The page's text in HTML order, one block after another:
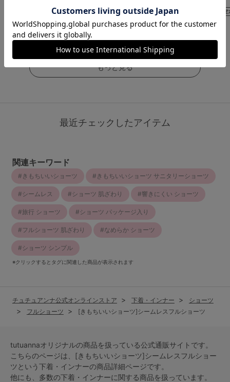
￥1,078 (税込) ￥1,298 (税込) ￥1,298 (税込)
もっと見る
最近チェックしたアイテム
関連キーワード
きもちいいショーツ きもちいいショーツ サニタリーショーツ
シームレス ショーツ 肌ざわり 響きにくい ショーツ
旅行 ショーツ ショーツ パッケージ入り
フルショーツ 肌ざわり なめらか ショーツ
ショーツ シンプル
※クリックするとタグに関連した商品が表示されます
チュチュアンナ公式オンラインストア 下着・インナー
ショーツ
フルショーツ
[きもちいいショーツ]シームレスフルショーツ
tutuannaオリジナルの商品を扱っている公式通販サイトです。
こちらのページは、[きもちいいショーツ]シームレスフルショー
ツという下着・インナーの商品詳細ページです。
他にも、多数の下着・インナーに関する商品を扱っています。